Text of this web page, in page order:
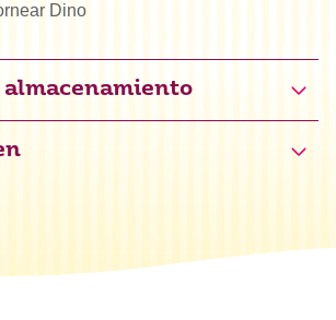
Dino
almacenamiento